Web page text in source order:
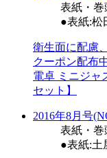
表紙・巻
●表紙:松
衛生面に配慮
クーポン配布
電卓 ミニジャ
セット】
2016年8月号
表紙・巻
●表紙:土